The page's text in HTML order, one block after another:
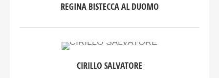
REGINA BISTECCA AL DUOMO
CIRILLO SALVATORE